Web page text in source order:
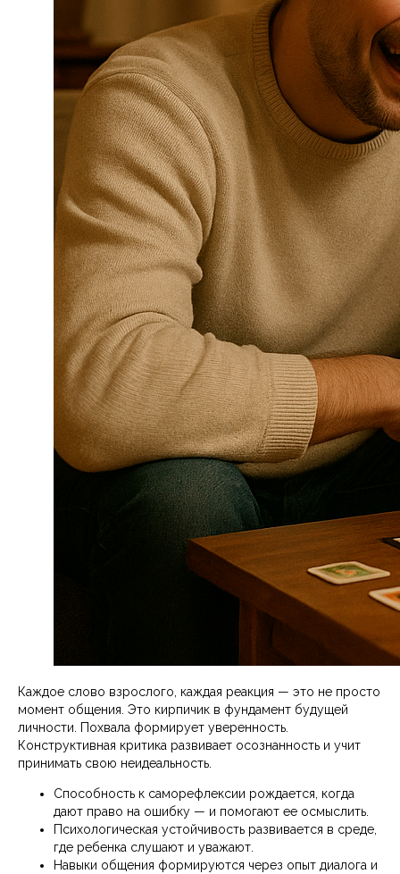
Каждое слово взрослого, каждая реакция — это не просто
момент общения. Это кирпичик в фундамент будущей
личности. Похвала формирует уверенность.
Конструктивная критика развивает осознанность и учит
принимать свою неидеальность.
Способность к саморефлексии рождается, когда
дают право на ошибку — и помогают ее осмыслить.
Психологическая устойчивость развивается в среде,
где ребенка слушают и уважают.
Навыки общения формируются через опыт диалога и